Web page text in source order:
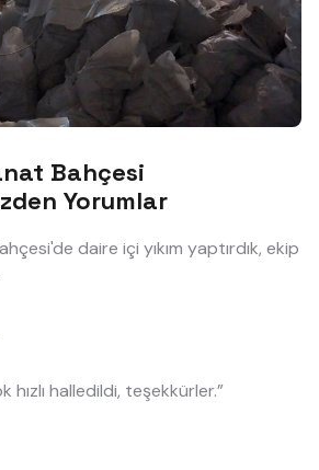
Bahçesi
Yorumlar
daire içi yıkım yaptırdık, ekip
hızlı halledildi, teşekkürler.”